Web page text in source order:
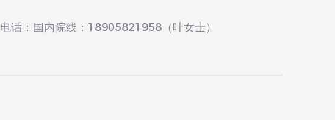
电话：国内院线：18905821958（叶女士）